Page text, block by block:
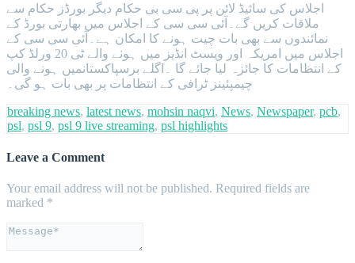
اجلاس کی سائیڈ لائن پر پی سی بی حکام دیگر بورڈز حکام سے
ملاقات کریں گے۔آئی سی سی کے اجلاس میں بھارتی بورڈ کے
نمائندوں سے بھی بات چیت ہونے کا امکان ہے۔آئی سی سی کے
اجلاس میں امریکہ اور ویسٹ انڈیز میں ہونے والے ٹی 20 ورلڈ کپ
کے انتظامات کا جائزہ لیا جائے گا ۔اگلے برسپاکستانمیں ہونے والی
چیمپئینز ٹرافی کے انتظامات پر بھی بات ہو گی۔
breaking news, latest news, mohsin naqvi, News, Newspaper, pcb,
psl, psl 9, psl 9 live streaming, psl highlights
Leave a Comment
Your email address will not be published. Required fields are
marked *